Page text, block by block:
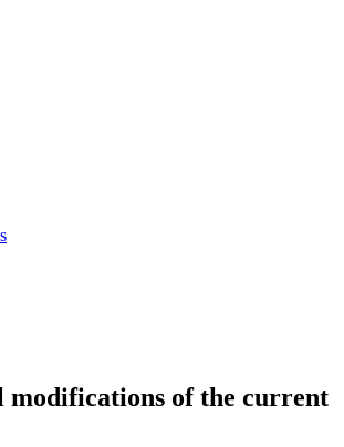
modifications of the current